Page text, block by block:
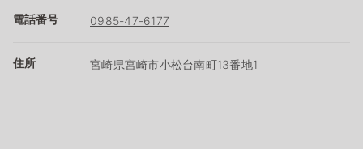
電話番号 0985-47-6177
住所 宮崎県宮崎市小松台南町13番地1